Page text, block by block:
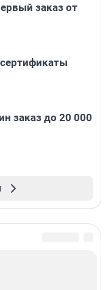
заказ от
заказ до 20 000